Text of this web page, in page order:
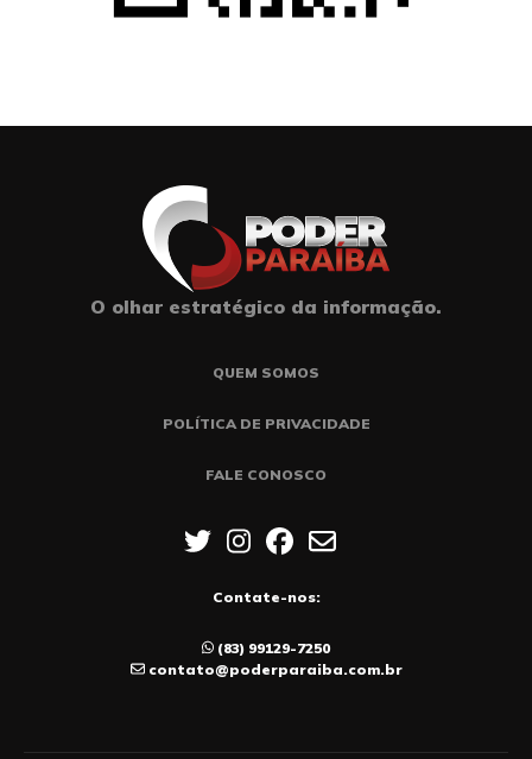
O olhar estratégico da informação.
QUEM SOMOS
POLÍTICA DE PRIVACIDADE
FALE CONOSCO
Contate-nos:
(83) 99129-7250
contato@poderparaiba.com.br